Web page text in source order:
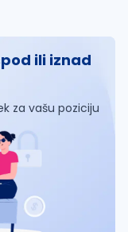
ili iznad
za vašu poziciju